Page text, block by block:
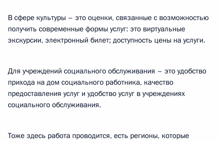
В сфере культуры – это оценки, связанные с возможностью
получить современные формы услуг: это виртуальные
экскурсии, электронный билет; доступность цены на услуги.
Для учреждений социального обслуживания – это удобство
прихода на дом социального работника, качество
предоставления услуг и удобство услуг в учреждениях
социального обслуживания.
Тоже здесь работа проводится, есть регионы, которые